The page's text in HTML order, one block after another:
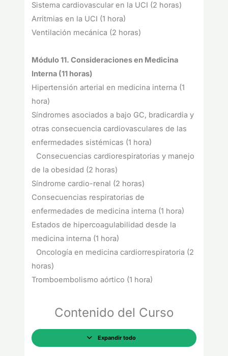
Sistema cardiovascular en la UCI (2 horas)
Arritmias en la UCI (1 hora)
Ventilación mecánica (2 horas)
Módulo 11. Consideraciones en Medicina
Interna (11 horas)
Hipertensión arterial en medicina interna (1
hora)
Síndromes asociados a bajo GC, bradicardia y
otras consecuencia cardiovasculares de las
enfermedades sistémicas (1 hora)
Consecuencias cardiorespiratorias y manejo
de la obesidad (2 horas)
Síndrome cardio-renal (2 horas)
Consecuencias respiratorias de
enfermedades de medicina interna (1 hora)
Estados de hipercoagulabilidad desde la
medicina interna (1 hora)
Oncología en medicina cardiorrespiratoria (2
horas)
Tromboembolismo aórtico (1 hora)
Contenido del Curso
Expandir todo